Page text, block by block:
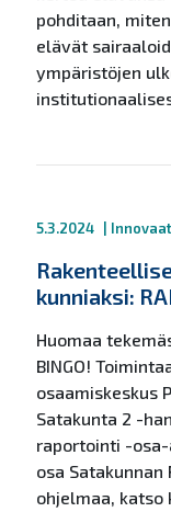
pohditaan,
elävät
ympäristöjen
5.3.2024
kunniaksi:
Huomaa
BINGO!
osaamiskeskus
Satakunta 2 -
raportointi -
osa
ohjelmaa, katso